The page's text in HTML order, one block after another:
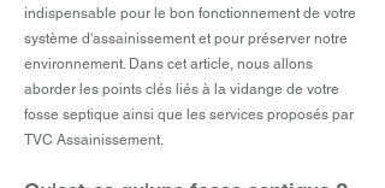
indispensable pour le bon fonctionnement de votre
système d'assainissement et pour préserver notre
environnement. Dans cet article, nous allons
aborder les points clés liés à la vidange de votre
fosse septique ainsi que les services proposés par
TVC Assainissement.